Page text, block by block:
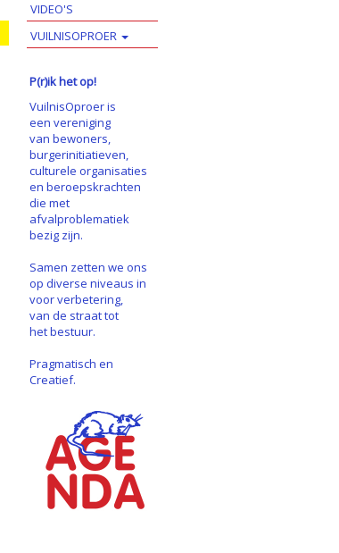
VIDEO'S
VUILNISOPROER
P(r)ik het op!
VuilnisOproer is
een vereniging
van bewoners,
burgerinitiatieven,
culturele organisaties
en beroepskrachten
die met
afvalproblematiek
bezig zijn.
Samen zetten we ons
op diverse niveaus in
voor verbetering,
van de straat tot
het bestuur.
Pragmatisch en
Creatief.